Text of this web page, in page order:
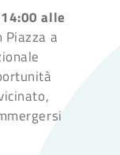
alle
Piazza a